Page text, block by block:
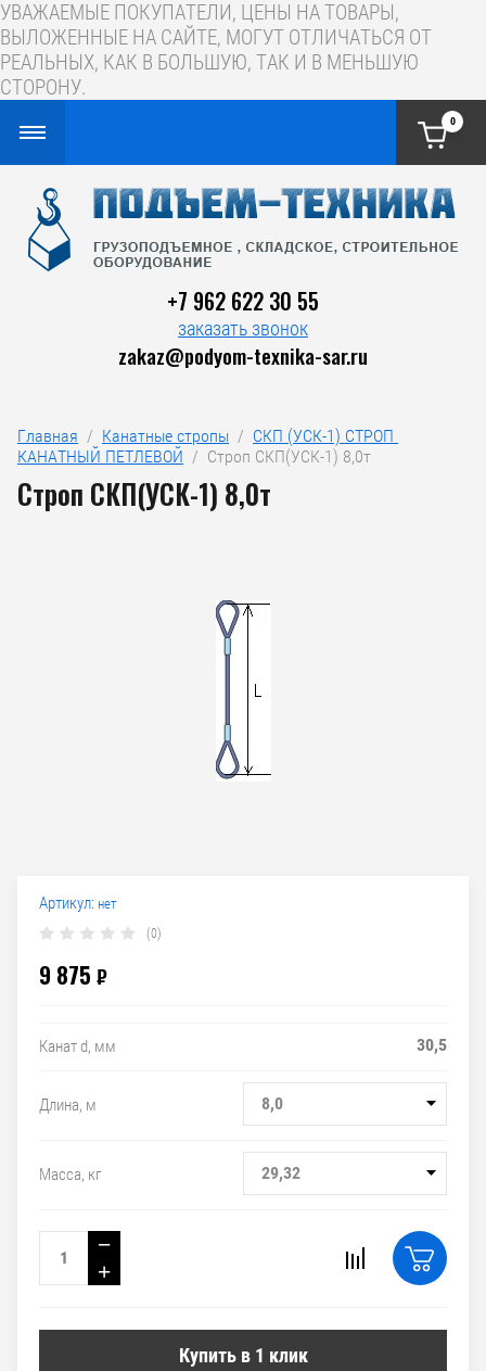
УВАЖАЕМЫЕ ПОКУПАТЕЛИ, ЦЕНЫ НА ТОВАРЫ,
ВЫЛОЖЕННЫЕ НА САЙТЕ, МОГУТ ОТЛИЧАТЬСЯ ОТ
РЕАЛЬНЫХ, КАК В БОЛЬШУЮ, ТАК И В МЕНЬШУЮ
СТОРОНУ.
0
+7 962 622 30 55
заказать звонок
zakaz@podyom-texnika-sar.ru
Главная
  /
Канатные стропы
  /
СКП (УСК-1) СТРОП
КАНАТНЫЙ ПЕТЛЕВОЙ
  /  Строп СКП(УСК-1) 8,0т
Строп СКП(УСК-1) 8,0т
Артикул: нет
(0)
9 875 ₽
Канат d, мм 30,5
Длина, м 8,0
Масса, кг 29,32
−
+
Купить в 1 клик